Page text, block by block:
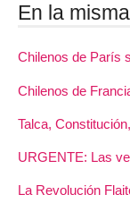
En la
Chilenos de París
Chilenos de
Talca,
URGENTE: Las
La Revolución